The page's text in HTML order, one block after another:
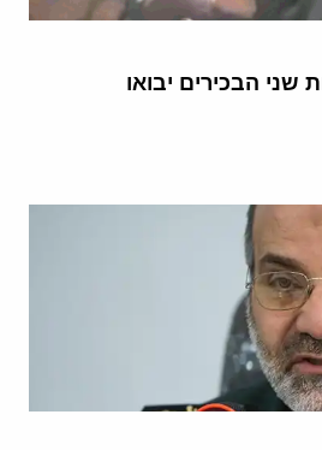
שני הבכירים יבואו